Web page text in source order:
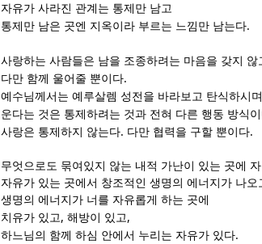
자유가 사라진 관계는 통제만 남고
통제만 남은 곳엔 지옥이라 부르는 느낌만 남는다.
사랑하는 사람들은 남을 조종하려는 마음을 갖지
다만 함께 울어줄 뿐이다.
예수님께서는 예루살렘 성전을 바라보고 탄식하시
운다는 것은 통제하려는 것과 전혀 다른 행동 방식
사랑은 통제하지 않는다. 다만 협력을 구할 뿐이다.
무엇으로도 묶여있지 않는 내적 가난이 있는 곳에
자유가 있는 곳에서 창조적인 생명의 에너지가 나오
생명의 에너지가 너를 자유롭게 하는 곳에
치유가 있고, 해방이 있고,
하느님의 함께 하심 안에서 누리는 자유가 있다.